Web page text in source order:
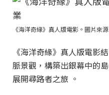
《海洋奇緣》真人版電影。圖片來
《海洋奇緣》真人版電影
脈景觀，構築出銀幕中的
展開尋路者之旅 。